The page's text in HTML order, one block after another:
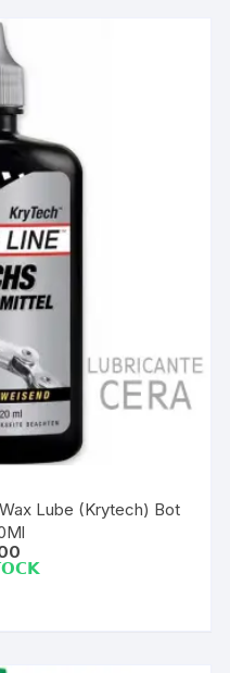
Lube (Krytech) Bot